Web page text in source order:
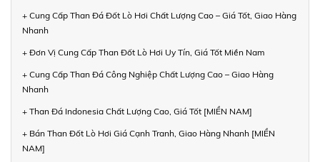
+ Cung Cấp Than Đá Đốt Lò Hơi Chất Lượng Cao – Giá Tốt, Giao Hàng
Nhanh
+ Đơn Vị Cung Cấp Than Đốt Lò Hơi Uy Tín, Giá Tốt Miền Nam
+ Cung Cấp Than Đá Công Nghiệp Chất Lượng Cao – Giao Hàng
Nhanh
+ Than Đá Indonesia Chất Lượng Cao, Giá Tốt [MIỀN NAM]
+ Bán Than Đốt Lò Hơi Giá Cạnh Tranh, Giao Hàng Nhanh [MIỀN
NAM]